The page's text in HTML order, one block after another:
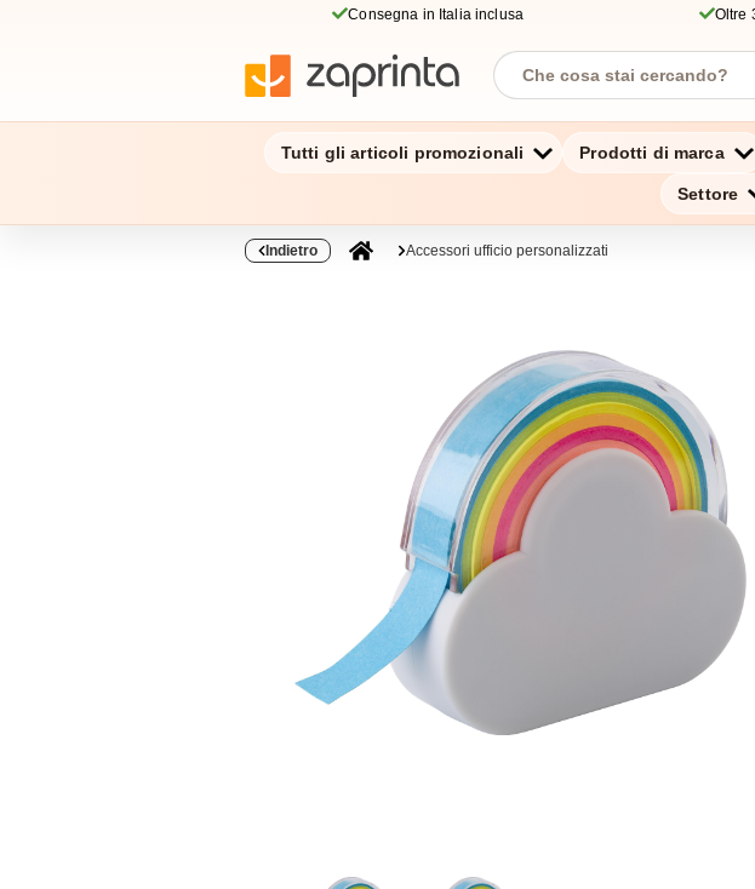
Consegna in Italia inclusa Oltre
Tutti gli articoli promozionali Prodotti di marca
Settore
Indietro Accessori ufficio personalizzati